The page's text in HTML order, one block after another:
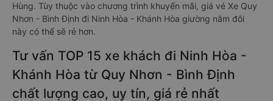
Hùng. Tùy thuộc vào chương trình khuyến mãi, giá vé Xe Quy
Nhơn - Bình Định đi Ninh Hòa - Khánh Hòa giường nằm đôi
này có thể sẽ rẻ hơn.
Tư vấn TOP 15 xe khách đi Ninh Hòa -
Khánh Hòa từ Quy Nhơn - Bình Định
chất lượng cao, uy tín, giá rẻ nhất